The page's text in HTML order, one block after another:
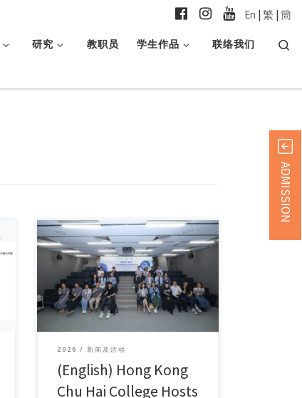
研究 教职员 学生作品 联络我们
En | 繁 | 簡
对不起，此内容只适用 […]
2026 新闻及活动
(English) Hong Kong
Chu Hai College Hosts
ADMISSION